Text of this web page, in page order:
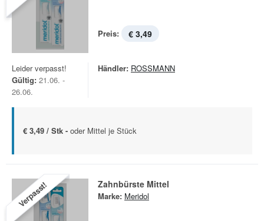
Preis: € 3,49
Leider verpasst!
Gültig: 21.06. -
26.06.
Händler: ROSSMANN
€ 3,49 / Stk - oder Mittel je Stück
Verpasst! Zahnbürste Mittel
Marke: Meridol